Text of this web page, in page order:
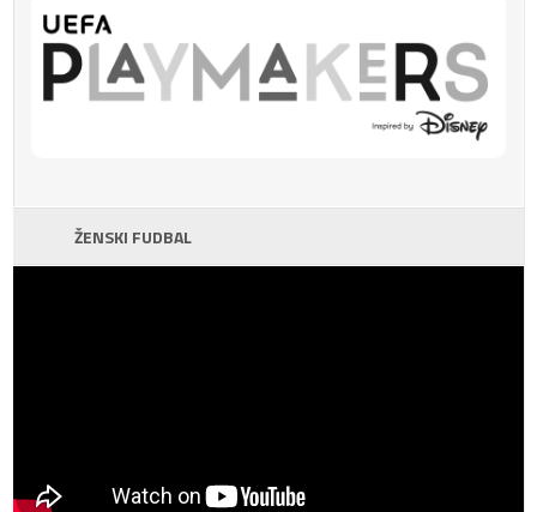
ŽENSKI FUDBAL